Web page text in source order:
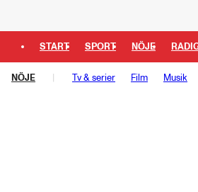
START SPORT NÖJE
TV KULTUR LEDARE
NÖJE Tv & serier Film Musik